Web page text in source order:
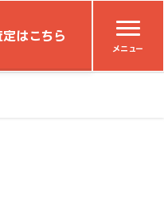
はこちら
メニュー